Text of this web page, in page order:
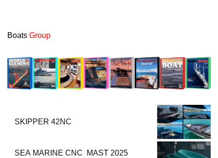
Boats Group
SKIPPER 42NC
SEA MARINE CNC MAST 2025